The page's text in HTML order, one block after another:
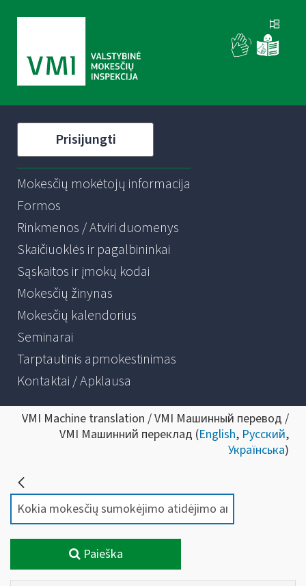
Prisijungti
Mokesčių mokėtojų informacija
Formos
Rinkmenos / Atviri duomenys
Skaičiuoklės ir pagalbininkai
Sąskaitos ir įmokų kodai
Mokesčių žinynas
Mokesčių kalendorius
Seminarai
Tarptautinis apmokestinimas
Kontaktai / Apklausa
VMI Machine translation / VMI Машинный перевод /
VMI Машинний переклад (English, Русский,
Українська)
Paieška